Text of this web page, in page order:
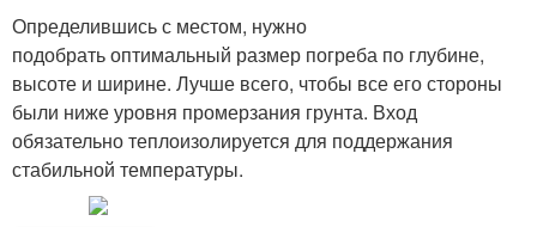
Определившись с местом, нужно
подобрать оптимальный размер погреба по глубине,
высоте и ширине. Лучше всего, чтобы все его стороны
были ниже уровня промерзания грунта. Вход
обязательно теплоизолируется для поддержания
стабильной температуры.